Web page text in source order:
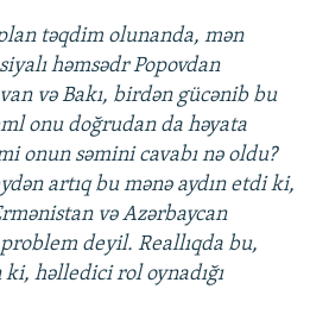
təqdim olunanda, mən
həmsədr Popovdan
və Bakı, birdən gücənib bu
onu doğrudan da həyata
onun səmini cavabı nə oldu?
artıq bu mənə aydın etdi ki,
və Azərbaycan
deyil. Reallıqda bu,
ki, həlledici rol oynadığı